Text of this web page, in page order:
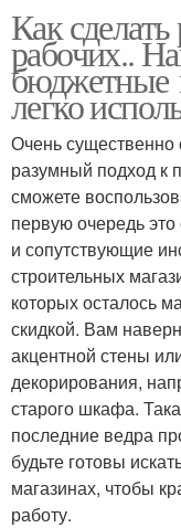
Как
рабочих..
бюджетные
легко
Очень существенно
разумный подход к
сможете
первую очередь это
и сопутствующие
строительных
которых осталось
скидкой. Вам
акцентной стены
декорирования,
старого шкафа.
последние ведра
будьте готовы
магазинах, чтобы
работу.